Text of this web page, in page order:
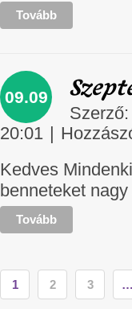
Tovább
09.09
Szerző:
20:01 |
Kedves
benneteket
Tovább
1 2 3 …